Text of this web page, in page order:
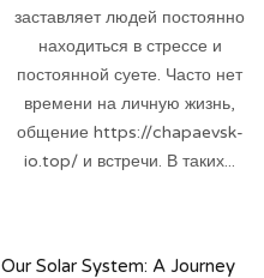
заставляет людей постоянно
находиться в стрессе и
постоянной суете. Часто нет
времени на личную жизнь,
общение https://chapaevsk-
io.top/ и встречи. В таких...
Our Solar System: A Journey